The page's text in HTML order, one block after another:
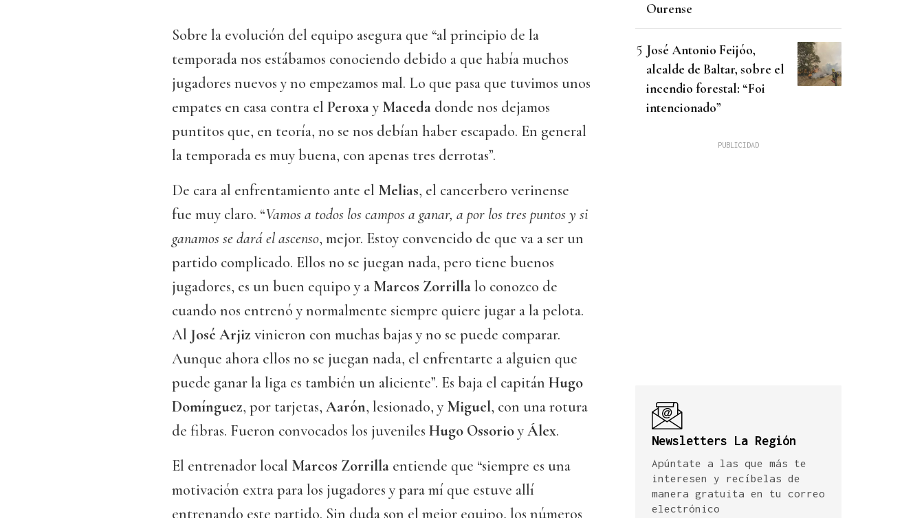
Sobre la evolución del equipo asegura que “al principio de la
temporada nos estábamos conociendo debido a que había muchos
jugadores nuevos y no empezamos mal. Lo que pasa que tuvimos unos
empates en casa contra el Peroxay Maceda donde nos dejamos
puntitos que, en teoría, no se nos debían haber escapado. En general
la temporada es muy buena, con apenas tres derrotas”.
De cara al enfrentamiento ante el Melias, el cancerbero verinense
fue muy claro. “Vamos a todos los campos a ganar, a por los tres puntos y si
ganamos se dará el ascenso, mejor. Estoy convencido de que va a ser un
partido complicado. Ellos no se juegan nada, pero tiene buenos
jugadores, es un buen equipo y a Marcos Zorrillalo conozco de
cuando nos entrenó y normalmente siempre quiere jugar a la pelota.
Al José Arjiz vinieron con muchas bajas y no se puede comparar.
Aunque ahora ellos no se juegan nada, el enfrentarte a alguien que
puede ganar la liga es también un aliciente”. Es baja el capitán Hugo
Domínguez, por tarjetas, Aarón, lesionado, y Miguel, con una rotura
de fibras. Fueron convocados los juveniles Hugo OssorioyÁlex.
El entrenador local Marcos Zorrilla entiende que “siempre es una
motivación extra para los jugadores y para mí que estuve allí
entrenando este partido. Sin duda son el mejor equipo, los números
Ourense
José Antonio Feijóo,
alcalde de Baltar, sobre el
incendio forestal: “Foi
intencionado”
Newsletters La Región
Apúntate a las que más te
interesen y recíbelas de
manera gratuita en tu correo
electrónico